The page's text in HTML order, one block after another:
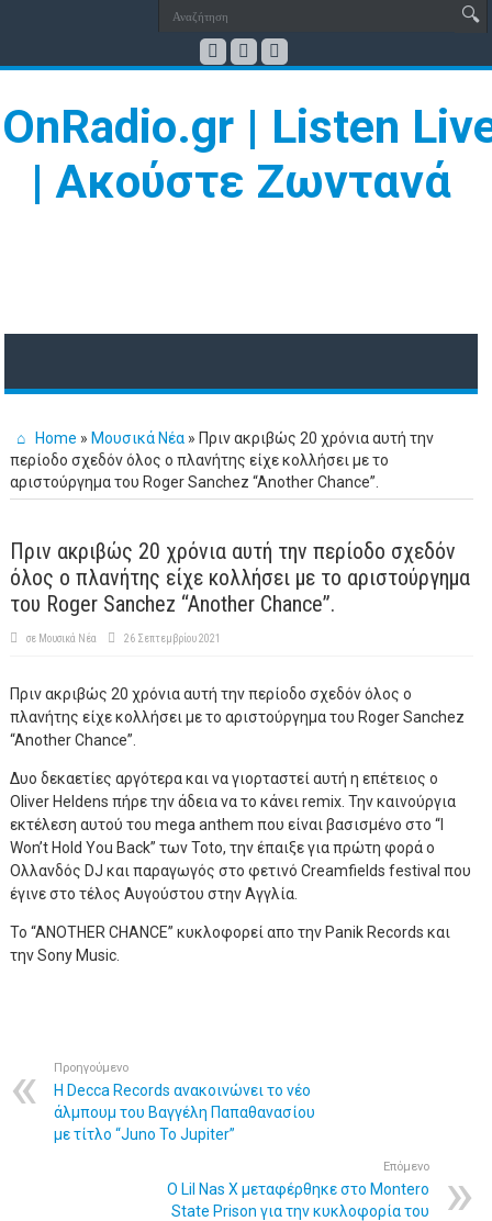
Home » Μουσικά Νέα » Πριν ακριβώς 20 χρόνια αυτή την
περίοδο σχεδόν όλος ο πλανήτης είχε κολλήσει με το
αριστούργημα του Roger Sanchez “Another Chance”.
Πριν ακριβώς 20 χρόνια αυτή την περίοδο σχεδόν
όλος ο πλανήτης είχε κολλήσει με το αριστούργημα
του Roger Sanchez “Another Chance”.
σε Μουσικά Νέα 26 Σεπτεμβρίου 2021
Πριν ακριβώς 20 χρόνια αυτή την περίοδο σχεδόν όλος ο
πλανήτης είχε κολλήσει με το αριστούργημα του Roger Sanchez
“Another Chance”.
Δυο δεκαετίες αργότερα και να γιορταστεί αυτή η επέτειος ο
Oliver Heldens πήρε την άδεια να το κάνει remix. Την καινούργια
εκτέλεση αυτού του mega anthem που είναι βασισμένο στο “I
Won’t Hold You Back” των Toto, την έπαιξε για πρώτη φορά ο
Ολλανδός DJ και παραγωγός στο φετινό Creamfields festival που
έγινε στο τέλος Αυγούστου στην Αγγλία.
To “ANOTHER CHANCE” κυκλοφορεί απο την Panik Records και
την Sony Music.
Προηγούμενο
Η Decca Records ανακοινώνει το νέο
άλμπουμ του Βαγγέλη Παπαθανασίου
με τίτλο “Juno To Jupiter”
Επόμενο
Ο Lil Nas X μεταφέρθηκε στο Montero
State Prison για την κυκλοφορία του